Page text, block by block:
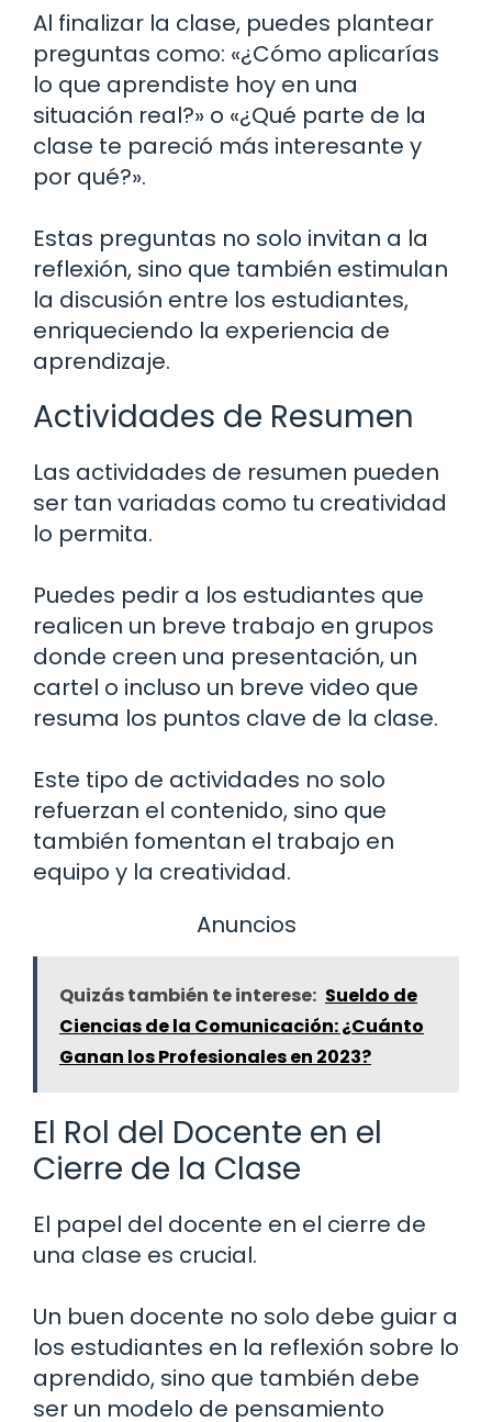
Al finalizar la clase, puedes plantear
preguntas como: «¿Cómo aplicarías
lo que aprendiste hoy en una
situación real?» o «¿Qué parte de la
clase te pareció más interesante y
por qué?».
Estas preguntas no solo invitan a la
reflexión, sino que también estimulan
la discusión entre los estudiantes,
enriqueciendo la experiencia de
aprendizaje.
Actividades de Resumen
Las actividades de resumen pueden
ser tan variadas como tu creatividad
lo permita.
Puedes pedir a los estudiantes que
realicen un breve trabajo en grupos
donde creen una presentación, un
cartel o incluso un breve video que
resuma los puntos clave de la clase.
Este tipo de actividades no solo
refuerzan el contenido, sino que
también fomentan el trabajo en
equipo y la creatividad.
Anuncios
Quizás también te interese: Sueldo de
Ciencias de la Comunicación: ¿Cuánto
Ganan los Profesionales en 2023?
El Rol del Docente en el
Cierre de la Clase
El papel del docente en el cierre de
una clase es crucial.
Un buen docente no solo debe guiar a
los estudiantes en la reflexión sobre lo
aprendido, sino que también debe
ser un modelo de pensamiento